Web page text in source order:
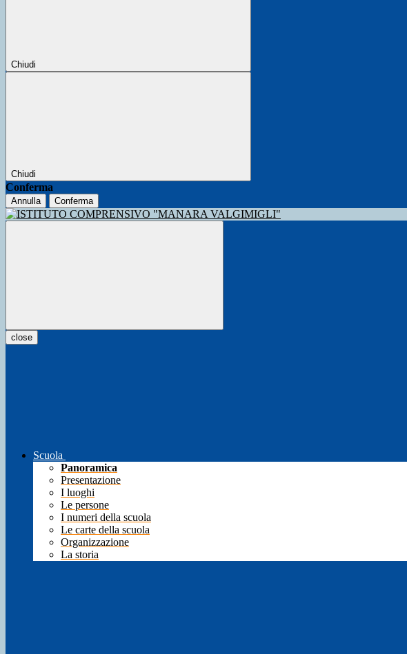
Chiudi
Chiudi
Conferma
Annulla Conferma
close
Scuola
Panoramica
Presentazione
I luoghi
Le persone
I numeri della scuola
Le carte della scuola
Organizzazione
La storia